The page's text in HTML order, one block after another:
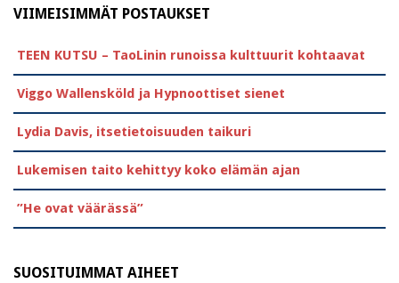
VIIMEISIMMÄT POSTAUKSET
TEEN KUTSU – TaoLinin runoissa kulttuurit kohtaavat
Viggo Wallensköld ja Hypnoottiset sienet
Lydia Davis, itsetietoisuuden taikuri
Lukemisen taito kehittyy koko elämän ajan
”He ovat väärässä”
SUOSITUIMMAT AIHEET